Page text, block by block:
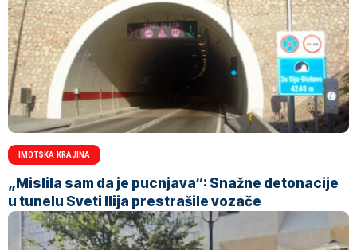
IMOTSKA KRAJINA
„Mislila sam da je pucnjava“: Snažne detonacije
u tunelu Sveti Ilija prestrašile vozače